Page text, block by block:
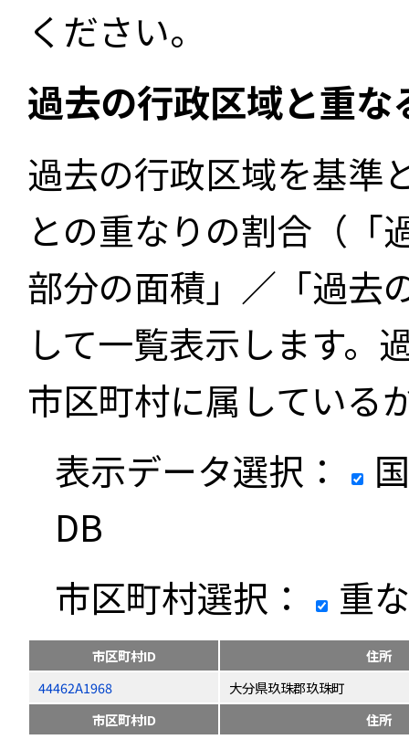
ください。
過去の行政区域と重
過去の行政区域を基準
との重なりの割合（「
部分の面積」／「過去
して一覧表示します。
市区町村に属している
表示データ選択：
DB
市区町村選択：
重
市区町村ID
住所
44462A1968
大分県玖珠郡玖珠町
市区町村ID
住所